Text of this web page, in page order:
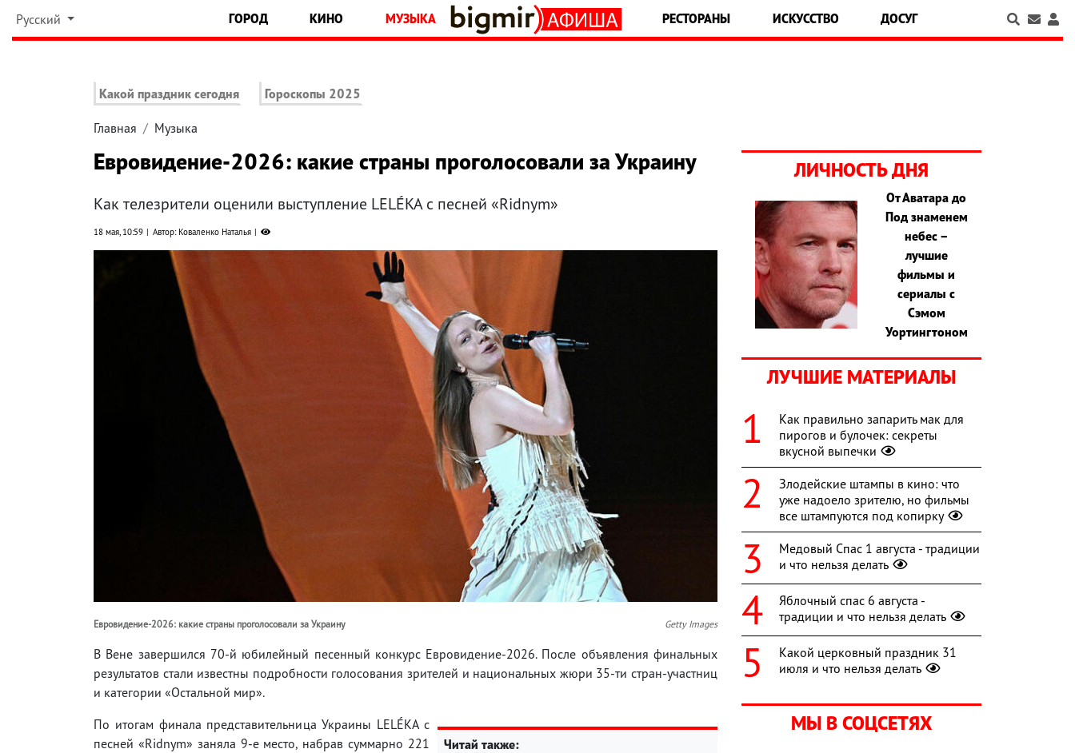
Русский ГОРОД КИНО МУЗЫКА РЕСТОРАНЫ ИСКУССТВО ДОСУГ
Какой праздник сегодня Гороскопы 2025
Главная Музыка
Евровидение-2026: какие страны проголосовали за Украину
Как телезрители оценили выступление LELÉKA с песней «Ridnym»
18 мая, 10:59 Автор: Коваленко Наталья
Евровидение-2026: какие страны проголосовали за Украину Getty Images
В Вене завершился 70-й юбилейный песенный конкурс Евровидение-2026. После объявления финальных
результатов стали известны подробности голосования зрителей и национальных жюри 35-ти стран-участниц
и категории «Остальной мир».
Читай также:
По итогам финала представительница Украины LELÉKA с
песней «Ridnym» заняла 9-е место, набрав суммарно 221
ЛИЧНОСТЬ ДНЯ
От Аватара до
Под знаменем
небес –
лучшие
фильмы и
сериалы с
Сэмом
Уортингтоном
ЛУЧШИЕ МАТЕРИАЛЫ
Как правильно запарить мак для
пирогов и булочек: секреты
вкусной выпечки
Злодейские штампы в кино: что
уже надоело зрителю, но фильмы
все штампуются под копирку
Медовый Спас 1 августа - традиции
и что нельзя делать
Яблочный спас 6 августа -
традиции и что нельзя делать
Какой церковный праздник 31
июля и что нельзя делать
МЫ В СОЦСЕТЯХ